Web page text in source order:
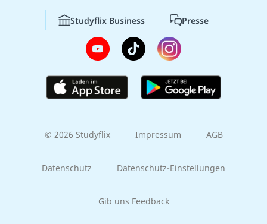
Studyflix Business Presse
© 2026 Studyflix Impressum AGB
Datenschutz Datenschutz-Einstellungen
Gib uns Feedback